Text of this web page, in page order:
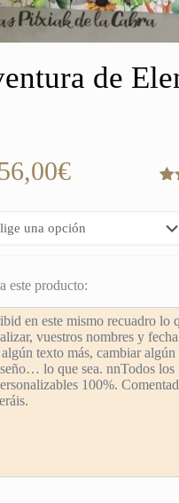
de
5
a
€Rango
precios:
25,00€
hasta
56,00€
este producto: